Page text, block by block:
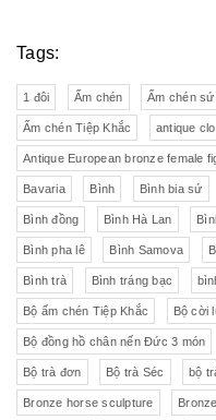
Tags:
1 đôi Ấm chén Ấm chén
Ấm chén Tiệp Khắc antique
Antique European bronze female
Bavaria Bình Bình bia sứ
Bình đồng Bình Hà Lan
Bình pha lê Bình Samova
Bình trà Bình tráng bạc
Bộ ấm chén Tiệp Khắc Bộ cời
Bộ đồng hồ chân nến Đức 3 món
Bộ trà đơn Bộ trà Séc bộ
Bronze horse sculpture